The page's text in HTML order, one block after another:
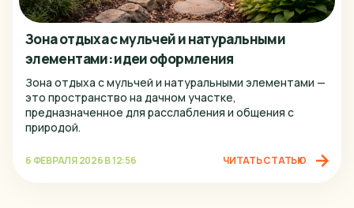
Зона отдыха с мульчей и натуральными
элементами: идеи оформления
Зона отдыха с мульчей и натуральными элементами —
это пространство на дачном участке,
предназначенное для расслабления и общения с
природой.
6 ФЕВРАЛЯ 2026 В 12:56 ЧИТАТЬ СТАТЬЮ